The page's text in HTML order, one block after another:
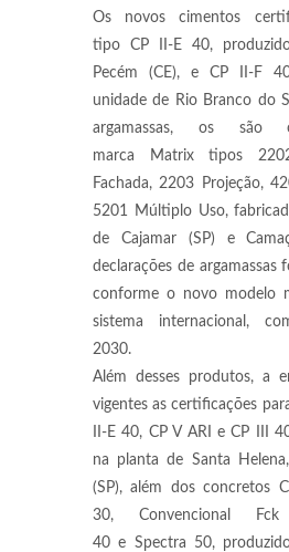
Os novos cimentos
tipo CP II-E 40,
Pecém (CE), e CP II-F
unidade de Rio Branco do
argamassas, os
marca Matrix tipos
Fachada, 2203 Projeção,
5201 Múltiplo Uso,
de Cajamar (SP) e
declarações de argamassas
conforme o novo modelo
sistema internacional,
2030.
Além desses produtos, a
vigentes as certificações
II-E 40, CP V ARI e CP III
na planta de Santa
(SP), além dos concretos
30, Convencional
40 e Spectra 50,